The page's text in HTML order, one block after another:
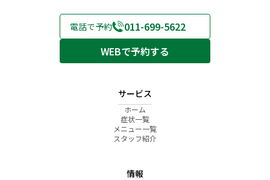
電話で予約
011-699-5622
WEBで予約する
サービス
ホーム
症状一覧
メニュー一覧
スタッフ紹介
情報